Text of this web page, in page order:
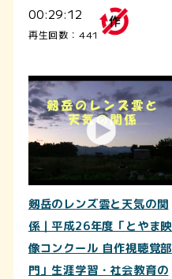
00:29:12
再生回数：441
剱岳のレンズ雲と天気の関
係｜平成26年度「とやま映
像コンクール 自作視聴覚部
門」生涯学習・社会教育の